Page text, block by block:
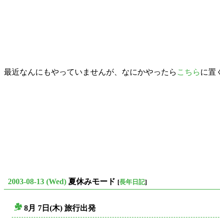
最近なんにもやっていませんが、なにかやったら こちらに置
2003-08-13 (Wed) 夏休みモード [長年日記]
8月 7日(木) 旅行出発